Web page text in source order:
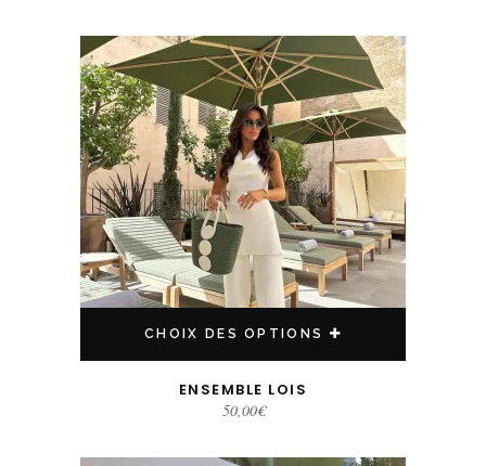
CHOIX DES OPTIONS
Ce produit a plusieurs variations. Les options peuvent être choisies sur la page du produit
ENSEMBLE LOIS
50,00€
Ce produit a plusieurs variations. Les options peuvent être choisies sur la page du produit